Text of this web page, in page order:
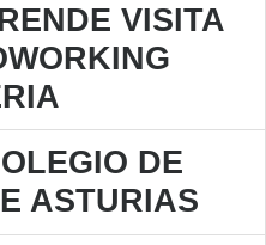
VISITA
DE
ASTURIAS